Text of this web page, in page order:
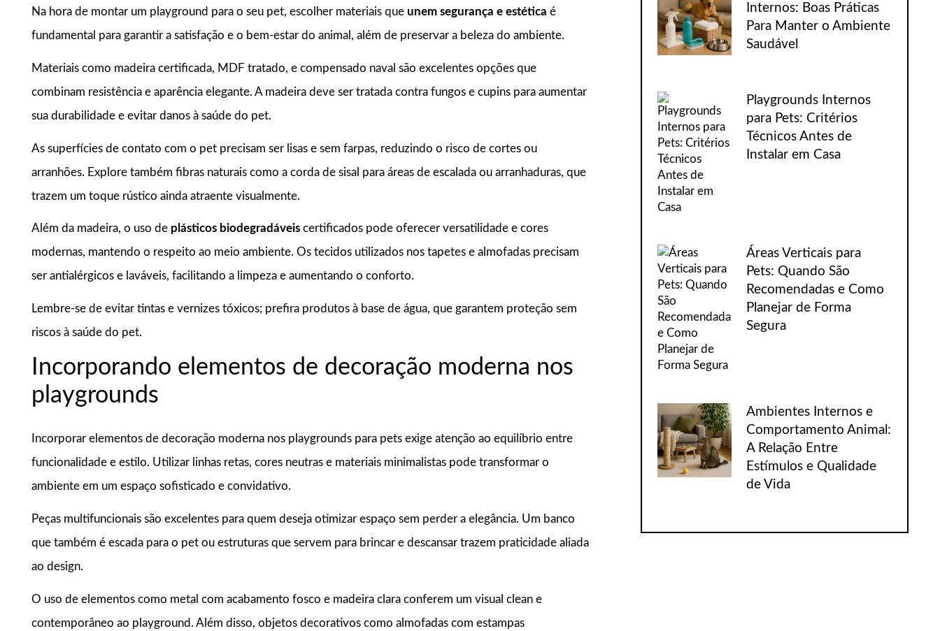
Na hora de montar um playground para o seu pet, escolher materiais que unem segurança e estética é
fundamental para garantir a satisfação e o bem-estar do animal, além de preservar a beleza do ambiente.
Materiais como madeira certificada, MDF tratado, e compensado naval são excelentes opções que
combinam resistência e aparência elegante. A madeira deve ser tratada contra fungos e cupins para aumentar
sua durabilidade e evitar danos à saúde do pet.
As superfícies de contato com o pet precisam ser lisas e sem farpas, reduzindo o risco de cortes ou
arranhões. Explore também fibras naturais como a corda de sisal para áreas de escalada ou arranhaduras, que
trazem um toque rústico ainda atraente visualmente.
Além da madeira, o uso de plásticos biodegradáveis certificados pode oferecer versatilidade e cores
modernas, mantendo o respeito ao meio ambiente. Os tecidos utilizados nos tapetes e almofadas precisam
ser antialérgicos e laváveis, facilitando a limpeza e aumentando o conforto.
Lembre-se de evitar tintas e vernizes tóxicos; prefira produtos à base de água, que garantem proteção sem
riscos à saúde do pet.
Incorporando elementos de decoração moderna nos
playgrounds
Incorporar elementos de decoração moderna nos playgrounds para pets exige atenção ao equilíbrio entre
funcionalidade e estilo. Utilizar linhas retas, cores neutras e materiais minimalistas pode transformar o
ambiente em um espaço sofisticado e convidativo.
Peças multifuncionais são excelentes para quem deseja otimizar espaço sem perder a elegância. Um banco
que também é escada para o pet ou estruturas que servem para brincar e descansar trazem praticidade aliada
ao design.
O uso de elementos como metal com acabamento fosco e madeira clara conferem um visual clean e
contemporâneo ao playground. Além disso, objetos decorativos como almofadas com estampas
Internos: Boas Práticas
Para Manter o Ambiente
Saudável
Playgrounds Internos
para Pets: Critérios
Técnicos Antes de
Instalar em Casa
Áreas Verticais para
Pets: Quando São
Recomendadas e Como
Planejar de Forma
Segura
Ambientes Internos e
Comportamento Animal:
A Relação Entre
Estímulos e Qualidade
de Vida